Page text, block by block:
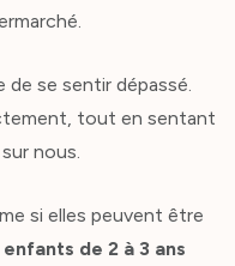
se sentir dépassé.
tout en sentant
nous.
si elles peuvent être
de 2 à 3 ans